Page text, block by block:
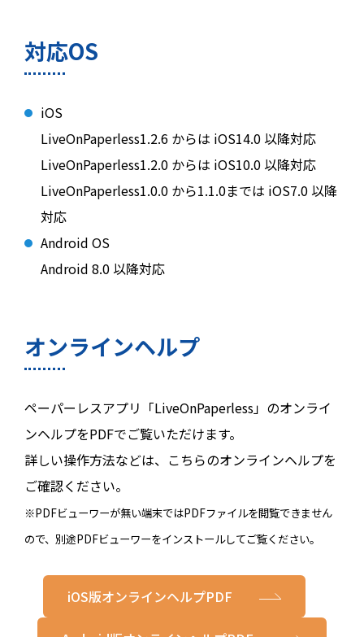
対応OS
iOS
LiveOnPaperless1.2.6 からは iOS14.0 以降対応
LiveOnPaperless1.2.0 からは iOS10.0 以降対応
LiveOnPaperless1.0.0 から1.1.0までは iOS7.0 以降
対応
Android OS
Android 8.0 以降対応
オンラインヘルプ
ペーパーレスアプリ「LiveOnPaperless」のオンライ
ンヘルプをPDFでご覧いただけます。
詳しい操作方法などは、こちらのオンラインヘルプを
ご確認ください。
※PDFビューワーが無い端末ではPDFファイルを閲覧できません
ので、別途PDFビューワーをインストールしてご覧ください。
iOS版オンラインヘルプPDF